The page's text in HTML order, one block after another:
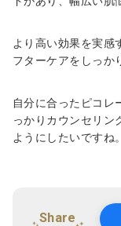
より高い効果を実感
フターケアをしっか
自分に合ったピコレ
っかりカウンセリン
ようにしたいですね。
Share